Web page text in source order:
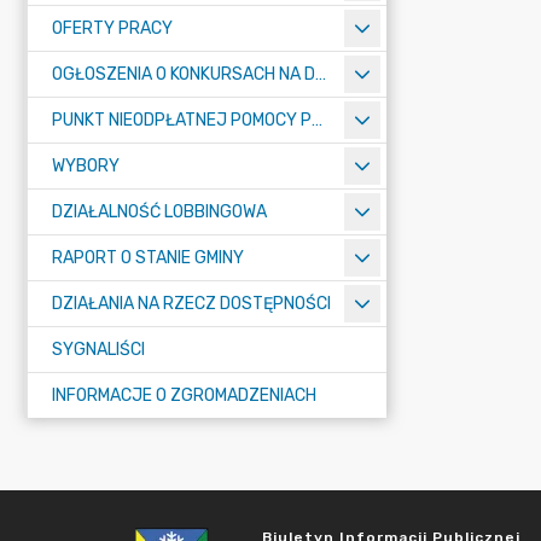
OFERTY PRACY
OGŁOSZENIA O KONKURSACH NA DYREKTORÓW SZKÓŁ
PUNKT NIEODPŁATNEJ POMOCY PRAWNEJ W MROZACH
WYBORY
DZIAŁALNOŚĆ LOBBINGOWA
RAPORT O STANIE GMINY
DZIAŁANIA NA RZECZ DOSTĘPNOŚCI
SYGNALIŚCI
INFORMACJE O ZGROMADZENIACH
Biuletyn Informacji Publicznej